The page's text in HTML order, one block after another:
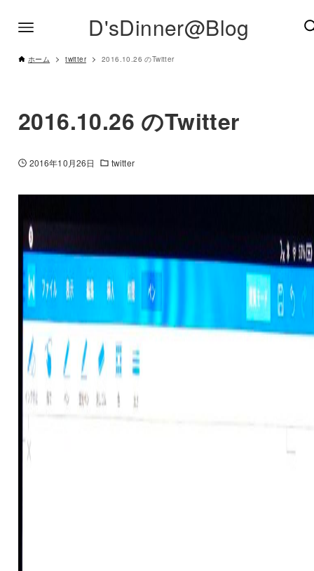
D'sDinner@Blog
ホーム twitter 2016.10.26 のTwitter
2016.10.26 のTwitter
2016年10月26日 twitter